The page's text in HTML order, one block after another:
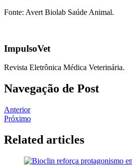
Fonte: Avert Biolab Saúde Animal.
ImpulsoVet
Revista Eletrônica Médica Veterinária.
Navegação de Post
Anterior
Próximo
Related articles